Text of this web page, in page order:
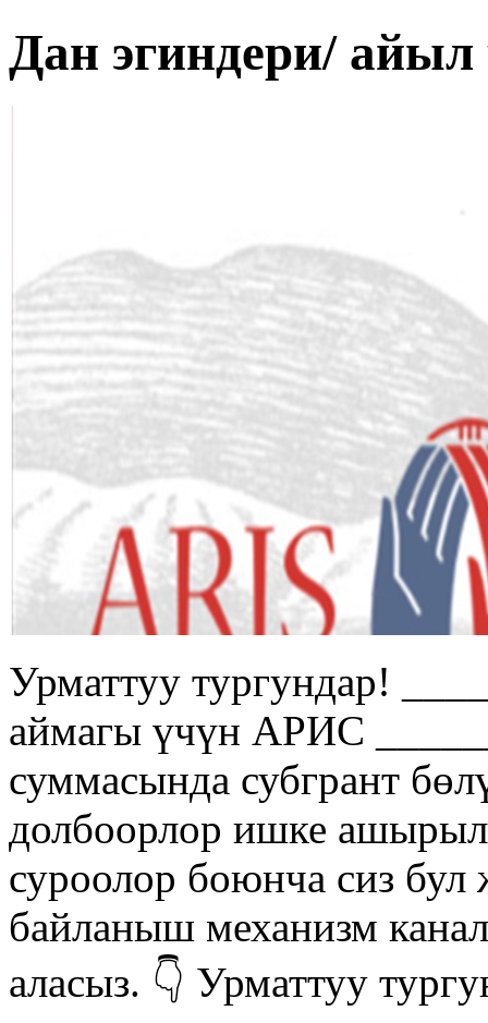
Дан эгиндери/ айыл
Урматтуу тургундар!
аймагы үчүн АРИС
суммасында субгрант
долбоорлор ишке
суроолор боюнча сиз
байланыш механизм
аласыз. 👇 Урматтуу